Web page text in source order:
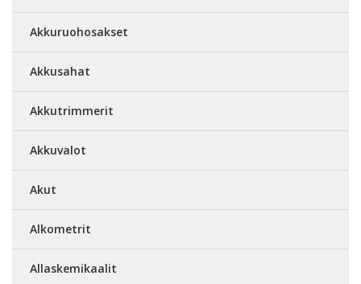
Akkuruohosakset
Akkusahat
Akkutrimmerit
Akkuvalot
Akut
Alkometrit
Allaskemikaalit